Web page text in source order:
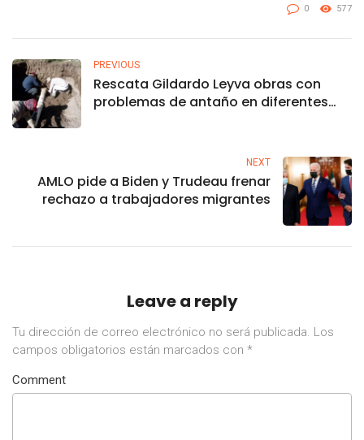
0 577
PREVIOUS
Rescata Gildardo Leyva obras con
problemas de antaño en diferentes
NEXT
AMLO pide a Biden y Trudeau frenar
rechazo a trabajadores migrantes
Leave a reply
Tu dirección de correo electrónico no será publicada. Los
campos obligatorios están marcados con *
Comment